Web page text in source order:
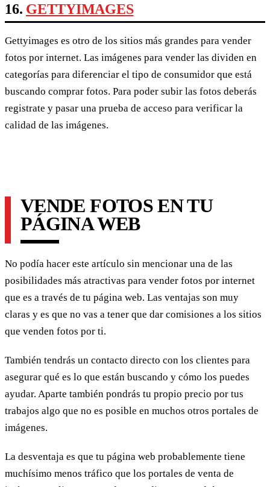
16. GETTYIMAGES
Gettyimages es otro de los sitios más grandes para vender
fotos por internet. Las imágenes para vender las dividen en
categorías para diferenciar el tipo de consumidor que está
buscando comprar fotos. Para poder subir las fotos deberás
registrate y pasar una prueba de acceso para verificar la
calidad de las imágenes.
VENDE FOTOS EN TU
PÁGINA WEB
No podía hacer este artículo sin mencionar una de las
posibilidades más atractivas para vender fotos por internet
que es a través de tu página web. Las ventajas son muy
claras y es que no vas a tener que dar comisiones a los sitios
que venden fotos por ti.
También tendrás un contacto directo con los clientes para
asegurar qué es lo que están buscando y cómo los puedes
ayudar. Aparte también pondrás tu propio precio por tus
trabajos algo que no es posible en muchos otros portales de
imágenes.
La desventaja es que tu página web probablemente tiene
muchísimo menos tráfico que los portales de venta de